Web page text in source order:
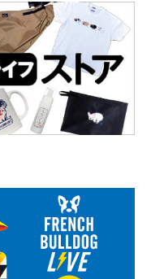
していますので、最後まで